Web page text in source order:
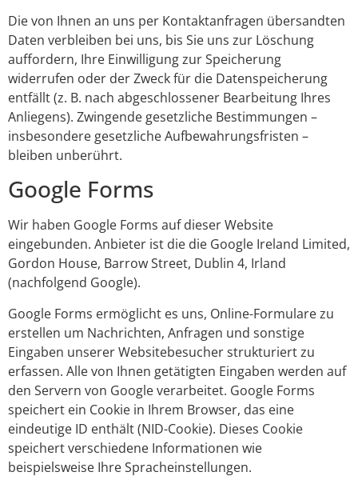
Die von Ihnen an uns per Kontaktanfragen übersandten
Daten verbleiben bei uns, bis Sie uns zur Löschung
auffordern, Ihre Einwilligung zur Speicherung
widerrufen oder der Zweck für die Datenspeicherung
entfällt (z. B. nach abgeschlossener Bearbeitung Ihres
Anliegens). Zwingende gesetzliche Bestimmungen –
insbesondere gesetzliche Aufbewahrungsfristen –
bleiben unberührt.
Google Forms
Wir haben Google Forms auf dieser Website
eingebunden. Anbieter ist die die Google Ireland Limited,
Gordon House, Barrow Street, Dublin 4, Irland
(nachfolgend Google).
Google Forms ermöglicht es uns, Online-Formulare zu
erstellen um Nachrichten, Anfragen und sonstige
Eingaben unserer Websitebesucher strukturiert zu
erfassen. Alle von Ihnen getätigten Eingaben werden auf
den Servern von Google verarbeitet. Google Forms
speichert ein Cookie in Ihrem Browser, das eine
eindeutige ID enthält (NID-Cookie). Dieses Cookie
speichert verschiedene Informationen wie
beispielsweise Ihre Spracheinstellungen.